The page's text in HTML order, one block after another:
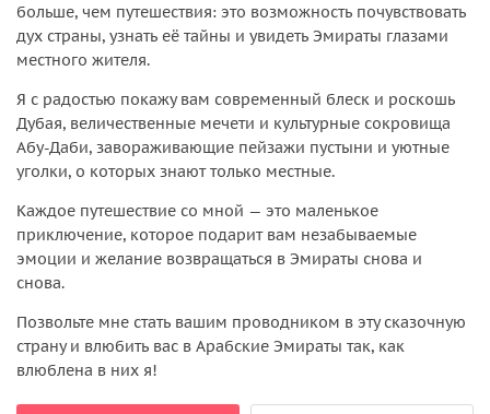
больше, чем путешествия: это возможность почувствовать
дух страны, узнать её тайны и увидеть Эмираты глазами
местного жителя.
Я с радостью покажу вам современный блеск и роскошь
Дубая, величественные мечети и культурные сокровища
Абу-Даби, завораживающие пейзажи пустыни и уютные
уголки, о которых знают только местные.
Каждое путешествие со мной — это маленькое
приключение, которое подарит вам незабываемые
эмоции и желание возвращаться в Эмираты снова и
снова.
Позвольте мне стать вашим проводником в эту сказочную
страну и влюбить вас в Арабские Эмираты так, как
влюблена в них я!